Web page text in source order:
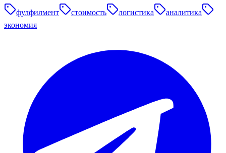
фулфилмент стоимость логистика
аналитика
экономия